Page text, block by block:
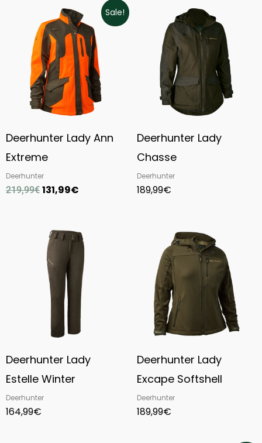
Sale!
Deerhunter Lady Ann
Extreme
Deerhunter
219,99€
Original
price
was:
219,99€.
131,99€
Current
price
is:
131,99€.
Deerhunter Lady
Chasse
Deerhunter
189,99€
Deerhunter Lady
Estelle Winter
Deerhunter
164,99€
Deerhunter Lady
Excape Softshell
Deerhunter
189,99€